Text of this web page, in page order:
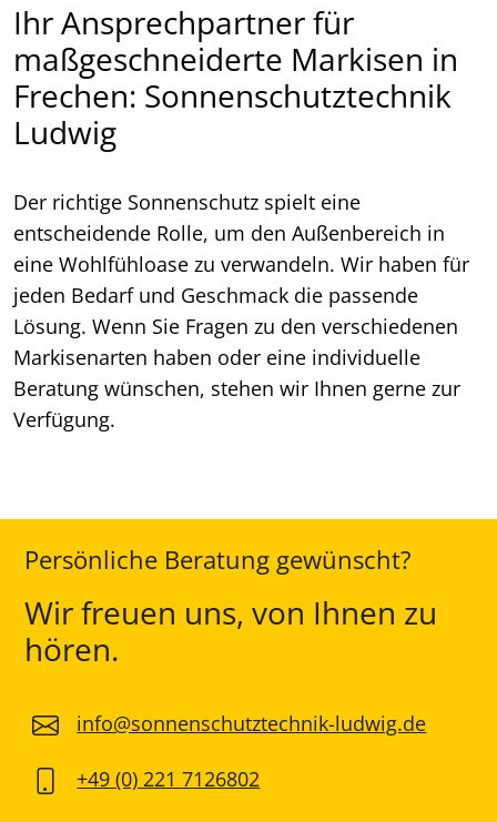
Ihr Ansprechpartner für
maßgeschneiderte Markisen in
Frechen: Sonnenschutztechnik
Ludwig
Der richtige Sonnenschutz spielt eine
entscheidende Rolle, um den Außenbereich in
eine Wohlfühloase zu verwandeln. Wir haben für
jeden Bedarf und Geschmack die passende
Lösung. Wenn Sie Fragen zu den verschiedenen
Markisenarten haben oder eine individuelle
Beratung wünschen, stehen wir Ihnen gerne zur
Verfügung.
Persönliche Beratung gewünscht?
Wir freuen uns, von Ihnen zu
hören.
info@sonnenschutztechnik-ludwig.de
+49 (0) 221 7126802